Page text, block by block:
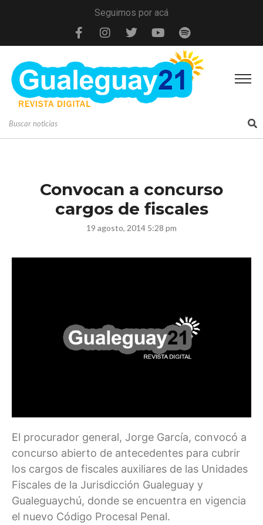
Seguimos por acá
Convocan a concurso
cargos de fiscales
19 agosto, 2014 5:28 pm
El procurador general, Jorge García, convocó a
concurso abierto de antecedentes para cubrir
los cargos de fiscales auxiliares de las Unidades
Fiscales de la Jurisdicción Gualeguay y
Gualeguaychú, donde se encuentra en vigencia
el nuevo Código Procesal Penal.